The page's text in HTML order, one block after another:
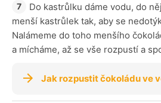
Do kastrůlku dáme vodu, do
menší kastrůlek tak, aby se
Nalámeme do toho menšího
a mícháme, až se vše rozpustí a
Jak rozpustit čokoládu ve